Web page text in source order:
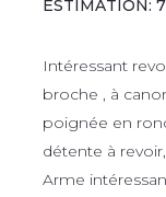
ESTIMATION:
Intéressant
broche , à
poignée en
détente à
Arme